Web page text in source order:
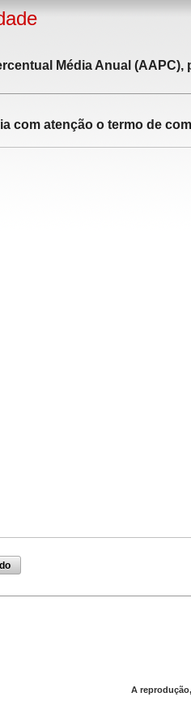
Média Anual
com atenção o termo de
A